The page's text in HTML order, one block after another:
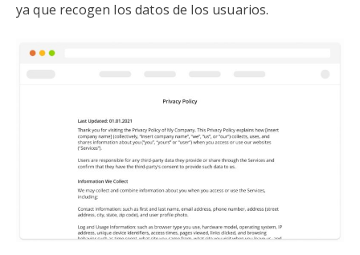
ya que recogen los datos de los usuarios.